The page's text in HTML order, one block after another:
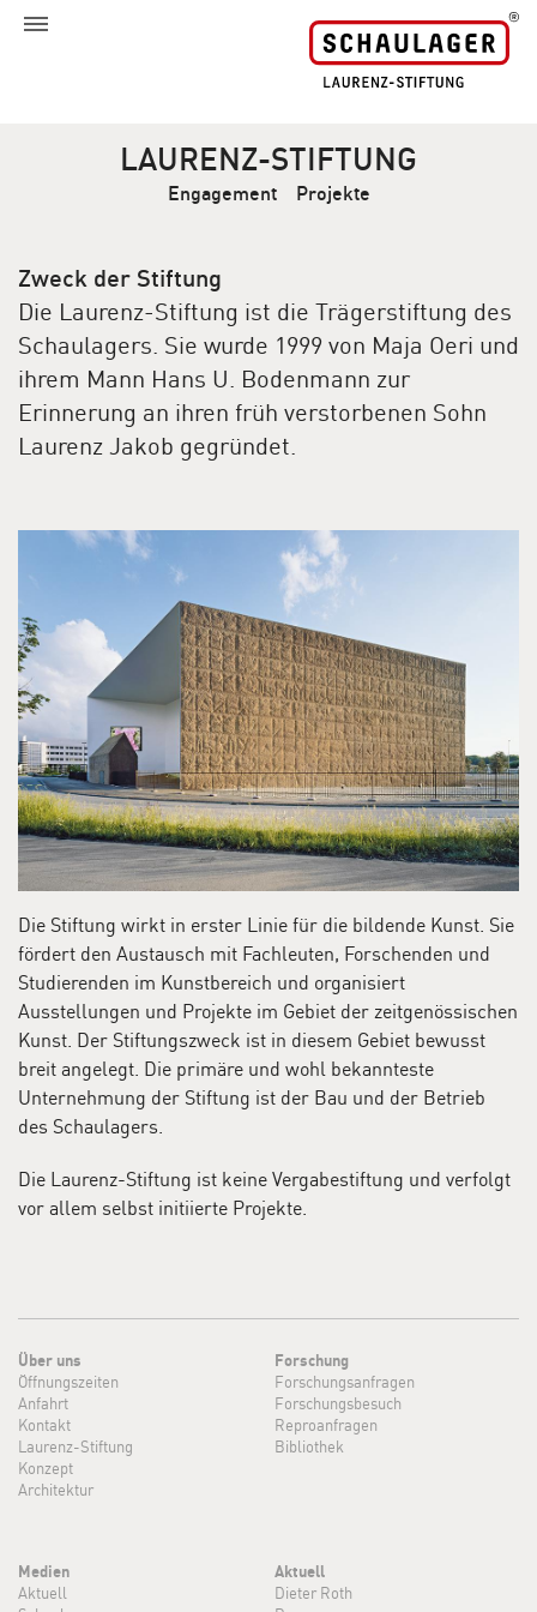
LAURENZ-STIFTUNG
Engagement Projekte
Zweck der Stiftung
Die Laurenz-Stiftung ist die Trägerstiftung des
Schaulagers. Sie wurde 1999 von Maja Oeri und
ihrem Mann Hans U. Bodenmann zur
Erinnerung an ihren früh verstorbenen Sohn
Laurenz Jakob gegründet.
Die Stiftung wirkt in erster Linie für die bildende Kunst. Sie
fördert den Austausch mit Fachleuten, Forschenden und
Studierenden im Kunstbereich und organisiert
Ausstellungen und Projekte im Gebiet der zeitgenössischen
Kunst. Der Stiftungszweck ist in diesem Gebiet bewusst
breit angelegt. Die primäre und wohl bekannteste
Unternehmung der Stiftung ist der Bau und der Betrieb
des Schaulagers.
Die Laurenz-Stiftung ist keine Vergabestiftung und verfolgt
vor allem selbst initiierte Projekte.
Über uns
Öffnungszeiten
Anfahrt
Kontakt
Laurenz-Stiftung
Konzept
Architektur
Forschung
Forschungsanfragen
Forschungsbesuch
Reproanfragen
Bibliothek
Medien
Aktuell
Aktuell
Dieter Roth